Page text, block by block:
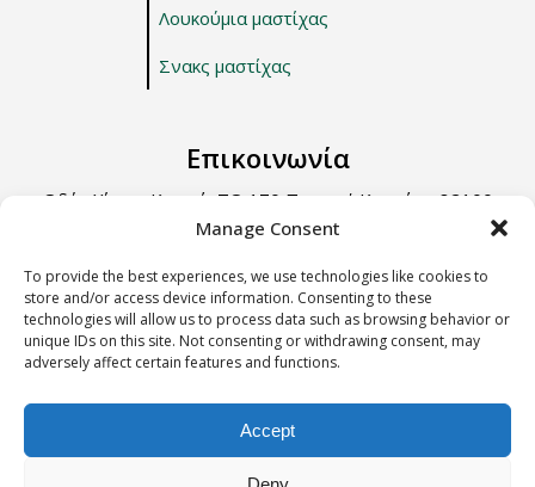
Manage Consent
To provide the best experiences, we use technologies like cookies to
store and/or access device information. Consenting to these
technologies will allow us to process data such as browsing behavior or
unique IDs on this site. Not consenting or withdrawing consent, may
adversely affect certain features and functions.
Accept
Λουκούμια μαστίχας
Σνακς μαστίχας
Επικοινωνία
Οδός Χίου – Καρφά, ΤΘ 170 Περιοχή Κοντάρι, 82100
Χίος.
Τηλ: +30 22710 22666
Email: info@e-anemos.gr
Terms & Conditions